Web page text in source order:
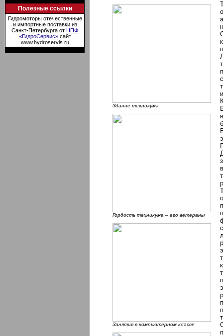
Полезные ссылки
Гидромоторы отечественные
и импортные поставки из
Санкт-Петербурга от НПФ
«ГидроСервис»сайт
www.hydroservis.ru
Здание техникума
Гордость техникума – его ветераны
Занятия в компьютерном классе